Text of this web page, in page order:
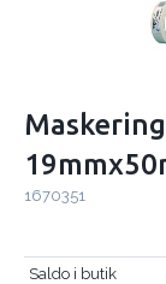
1670351
Saldo i butik